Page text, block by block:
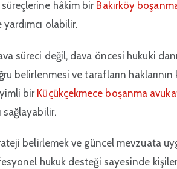
hâkim bir Bakırköy
olabilir.
süreci değil, dava öncesi hukuki
belirlenmesi ve tarafların
bir Küçükçekmece boşanma
sağlayabilir.
belirlemek ve güncel mevzuata
hukuk desteği sayesinde